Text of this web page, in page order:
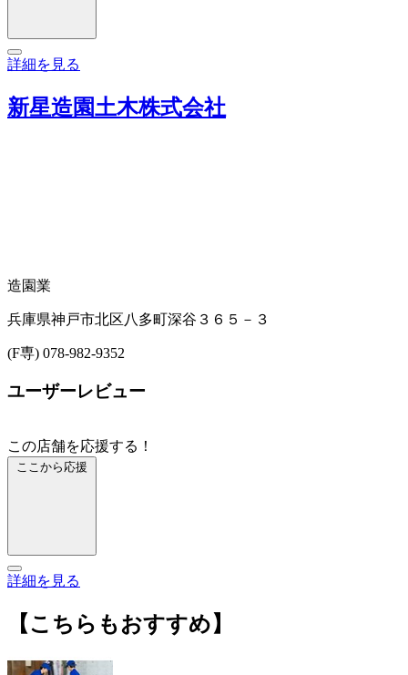
詳細を見る
新星造園土木株式会社
造園業
兵庫県神戸市北区八多町深谷３６５－３
(F専) 078-982-9352
ユーザーレビュー
この店舗を応援する！
ここから応援
詳細を見る
【こちらもおすすめ】